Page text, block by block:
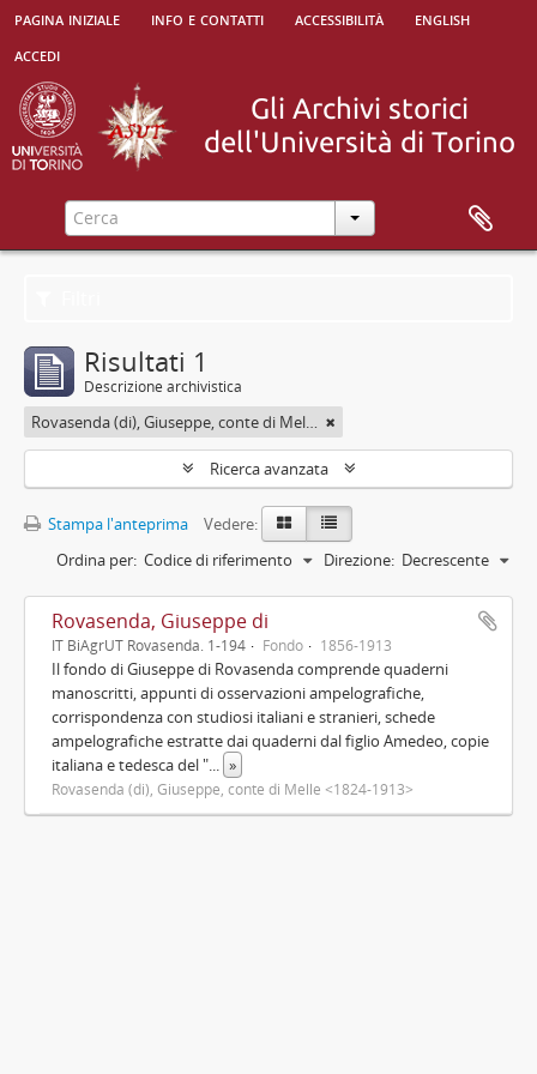
pagina iniziale info e contatti accessibilità
english
accedi
Risultati 1
Descrizione archivistica
Rovasenda (di), Giuseppe, conte di Melle <1824-1913>
Ricerca avanzata
Stampa l'anteprima
Vedere:
Ordina per: Codice di riferimento Direzione: Decrescente
Rovasenda, Giuseppe di
IT BiAgrUT Rovasenda. 1-194 Fondo 1856-1913
Il fondo di Giuseppe di Rovasenda comprende quaderni
manoscritti, appunti di osservazioni ampelografiche,
corrispondenza con studiosi italiani e stranieri, schede
ampelografiche estratte dai quaderni dal figlio Amedeo, copie
italiana e tedesca del "... »
Rovasenda (di), Giuseppe, conte di Melle <1824-1913>